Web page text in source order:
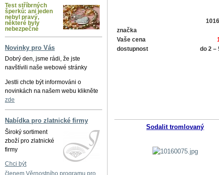
Test stříbrných
šperků: ani jeden
nebyl pravý,
některé byly
nebezpečné
Novinky pro Vás
Dobrý den, jsme rádi, že jste
navštívili naše webowé stránky
Jestli chcte být informováni o
novinkách na našem webu klikněte
zde
Nabídka pro zlatnické firmy
Široký sortiment
zboží pro zlatnické
firmy
Chci být
členem Věrnostního programu pro
značka
Vaše cena
dostupnost
do 2 –
Sodalit tromlovaný